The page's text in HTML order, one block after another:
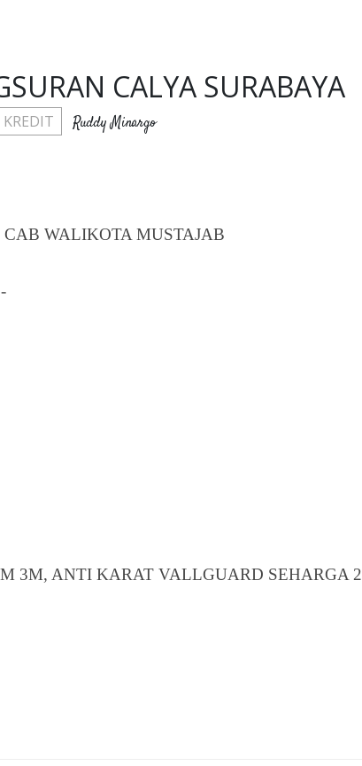
CALYA SURABAYA
KREDIT Ruddy Minargo
CAB WALIKOTA MUSTAJAB
3M, ANTI KARAT VALLGUARD SEHARGA 2